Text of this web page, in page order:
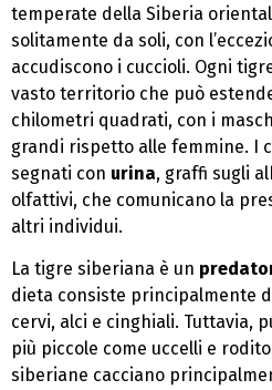
temperate della Siberia
solitamente da soli, con
accudiscono i cuccioli. Ogni
vasto territorio che può
chilometri quadrati, con i
grandi rispetto alle femmine. I
segnati con urina, graffi sugli
olfattivi, che comunicano la
altri individui.
La tigre siberiana è un
dieta consiste principalmente
cervi, alci e cinghiali. Tuttavia,
più piccole come uccelli e
siberiane cacciano